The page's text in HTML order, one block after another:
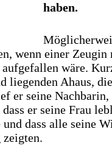
haben.
wenn einer
wäre.
liegenden Ahaus,
er seine
er seine Frau
dass alle seine